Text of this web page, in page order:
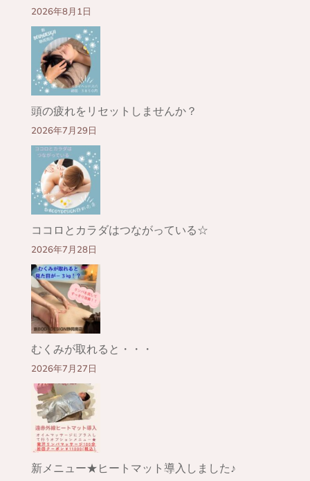
2026年8月1日
頭の疲れをリセットしませんか？
2026年7月29日
ココロとカラダはつながっている☆
2026年7月28日
むくみが取れると・・・
2026年7月27日
新メニュー★ヒートマット導入しました♪